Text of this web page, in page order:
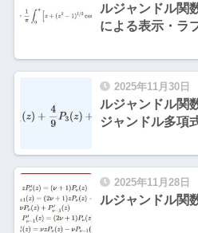
ルジャンドル関
による表示・ラ
2025年11月30日
ルジャンドル関
ジャンドル多項
2025年11月28日
ルジャンドル関